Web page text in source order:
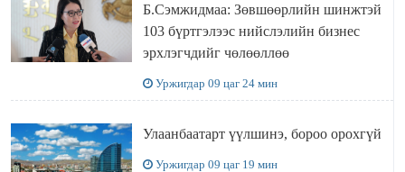
Б.Сэмжидмаа: Зөвшөөрлийн шинжтэй
103 бүртгэлээс нийслэлийн бизнес
эрхлэгчдийг чөлөөллөө
Уржигдар 09 цаг 24 мин
Улаанбаатарт үүлшинэ, бороо орохгүй
Уржигдар 09 цаг 19 мин